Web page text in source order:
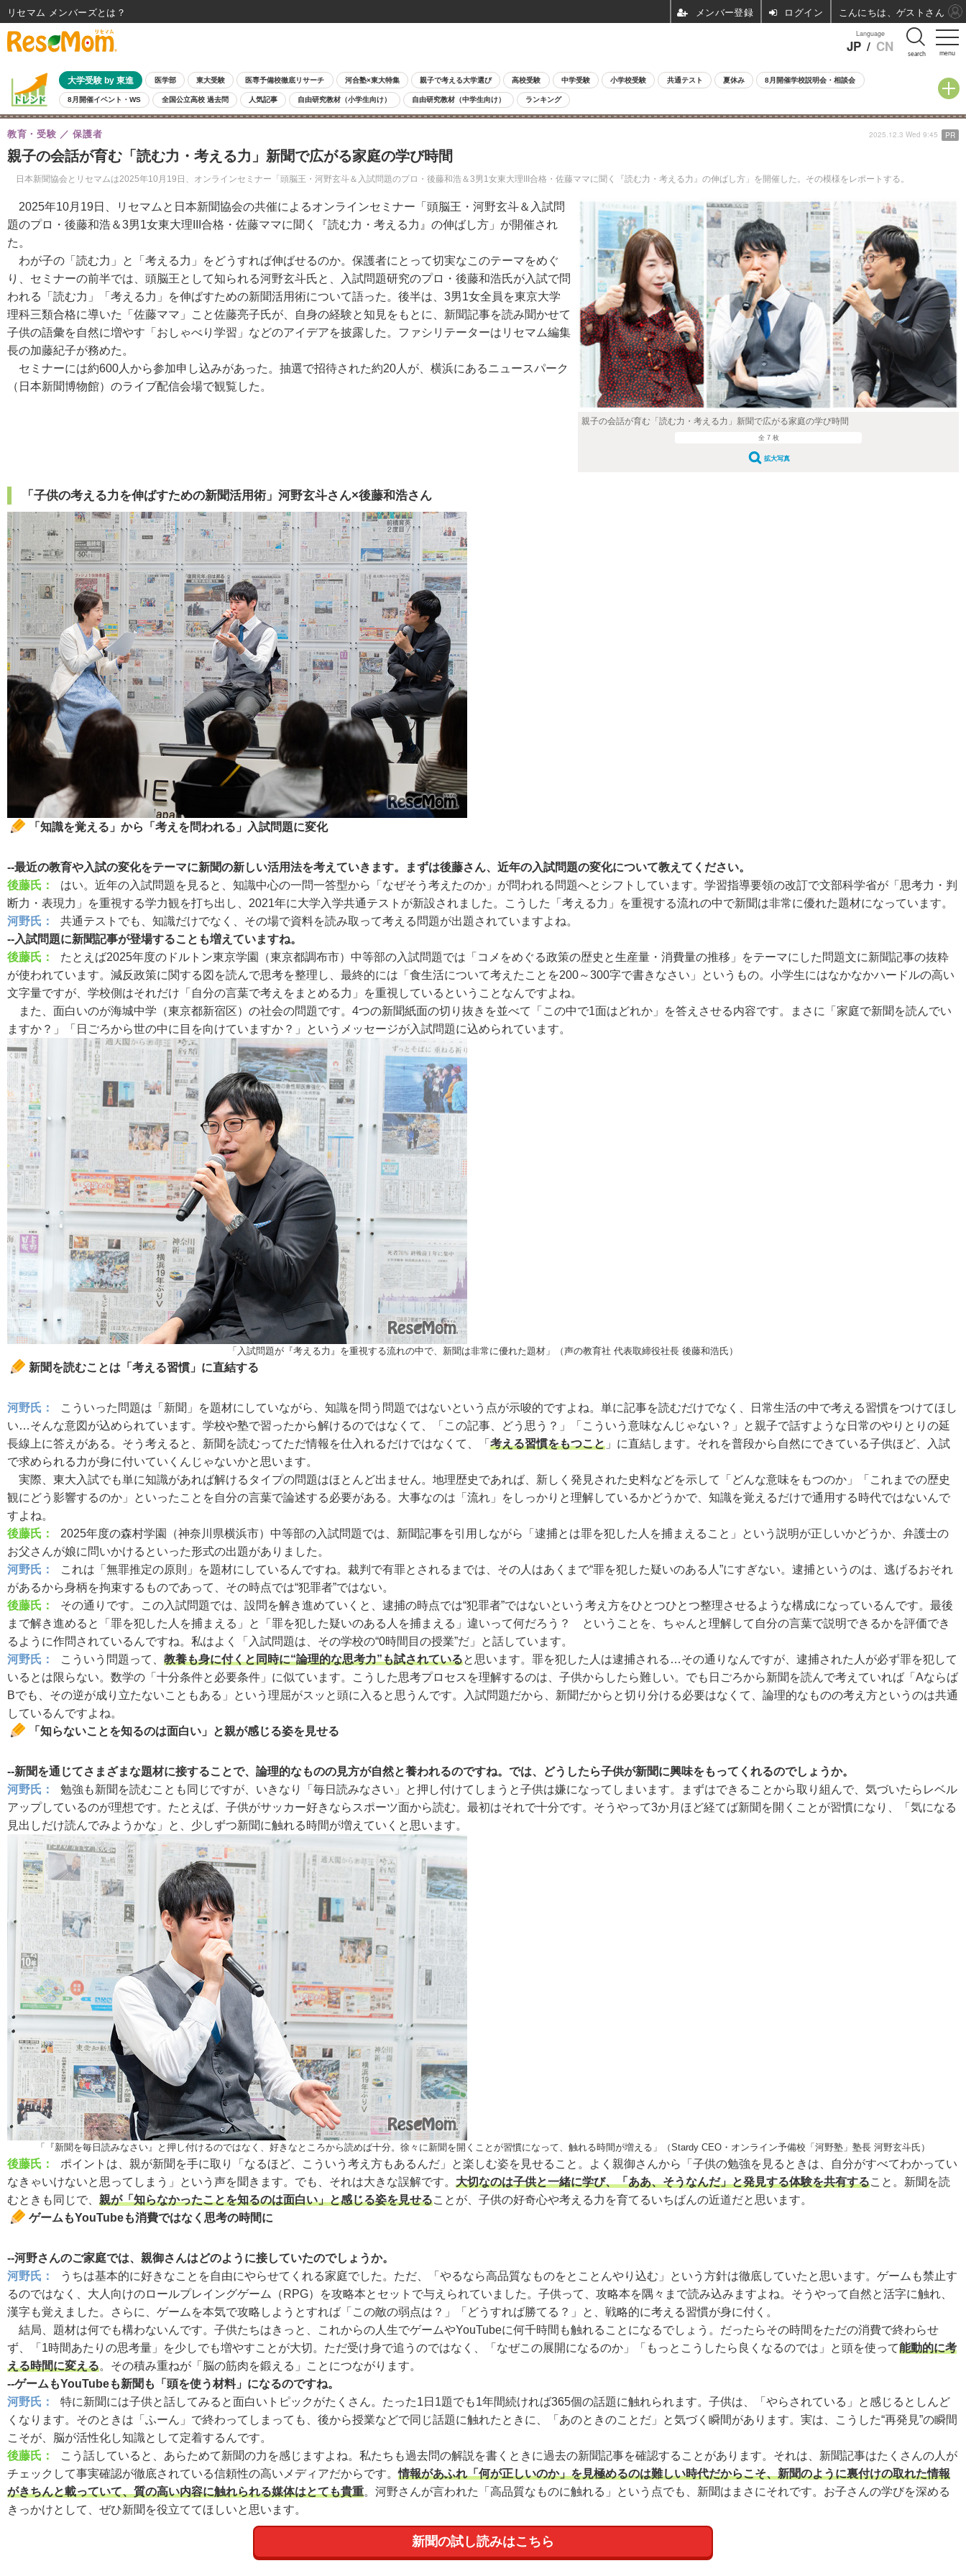
menu
Language
JP / CN search
大学受験 by 東進 医学部 東大受験 医専予備校徹底リサーチ 河合塾×東大特集 親子で考える大学選び 高校受験 中学受験 小学校受験 共通テスト 夏休み 8月開催学校説明会・相談会
8月開催イベント・WS 全国公立高校 過去問 人気記事 自由研究教材（小学生向け） 自由研究教材（中学生向け） ランキング
親子の会話が育む「読む力・考える力」新聞で広がる家庭の学び時間
日本新聞協会とリセマムは2025年10月19日、オンラインセミナー「頭脳王・河野玄斗＆入試問題のプロ・後藤和浩＆3男1女東大理III合格・佐藤ママに聞く『読む力・考える力』の伸ばし方」を開催した。その模様をレポートする。
教育・受験 保護者 2025.12.3 Wed 9:45 PR
親子の会話が育む「読む力・考える力」新聞で広がる家庭の学び時間
全 7 枚
拡大写真
2025年10月19日、リセマムと日本新聞協会の共催によるオンラインセミナー「頭脳王・河野玄斗＆入試問
題のプロ・後藤和浩＆3男1女東大理III合格・佐藤ママに聞く『読む力・考える力』の伸ばし方」が開催され
た。
わが子の「読む力」と「考える力」をどうすれば伸ばせるのか。保護者にとって切実なこのテーマをめぐ
り、セミナーの前半では、頭脳王として知られる河野玄斗氏と、入試問題研究のプロ・後藤和浩氏が入試で問
われる「読む力」「考える力」を伸ばすための新聞活用術について語った。後半は、3男1女全員を東京大学
理科三類合格に導いた「佐藤ママ」こと佐藤亮子氏が、自身の経験と知見をもとに、新聞記事を読み聞かせて
子供の語彙を自然に増やす「おしゃべり学習」などのアイデアを披露した。ファシリテーターはリセマム編集
長の加藤紀子が務めた。
セミナーには約600人から参加申し込みがあった。抽選で招待された約20人が、横浜にあるニュースパーク
（日本新聞博物館）のライブ配信会場で観覧した。
「子供の考える力を伸ばすための新聞活用術」河野玄斗さん×後藤和浩さん
「知識を覚える」から「考えを問われる」入試問題に変化
--最近の教育や入試の変化をテーマに新聞の新しい活用法を考えていきます。まずは後藤さん、近年の入試問題の変化について教えてください。
後藤氏：
はい。近年の入試問題を見ると、知識中心の一問一答型から「なぜそう考えたのか」が問われる問題へとシフトしています。学習指導要領の改訂で文部科学省が「思考力・判
断力・表現力」を重視する学力観を打ち出し、2021年に大学入学共通テストが新設されました。こうした「考える力」を重視する流れの中で新聞は非常に優れた題材になっています。
河野氏：
共通テストでも、知識だけでなく、その場で資料を読み取って考える問題が出題されていますよね。
--入試問題に新聞記事が登場することも増えていますね。
後藤氏：
たとえば2025年度のドルトン東京学園（東京都調布市）中等部の入試問題では「コメをめぐる政策の歴史と生産量・消費量の推移」をテーマにした問題文に新聞記事の抜粋
が使われています。減反政策に関する図を読んで思考を整理し、最終的には「食生活について考えたことを200～300字で書きなさい」というもの。小学生にはなかなかハードルの高い
文字量ですが、学校側はそれだけ「自分の言葉で考えをまとめる力」を重視しているということなんですよね。
また、面白いのが海城中学（東京都新宿区）の社会の問題です。4つの新聞紙面の切り抜きを並べて「この中で1面はどれか」を答えさせる内容です。まさに「家庭で新聞を読んでい
ますか？」「日ごろから世の中に目を向けていますか？」というメッセージが入試問題に込められています。
「入試問題が『考える力』を重視する流れの中で、新聞は非常に優れた題材」（声の教育社 代表取締役社長 後藤和浩氏）
新聞を読むことは「考える習慣」に直結する
河野氏：
こういった問題は「新聞」を題材にしていながら、知識を問う問題ではないという点が示唆的ですよね。単に記事を読むだけでなく、日常生活の中で考える習慣をつけてほし
い…そんな意図が込められています。学校や塾で習ったから解けるのではなくて、「この記事、どう思う？」「こういう意味なんじゃない？」と親子で話すような日常のやりとりの延
長線上に答えがある。そう考えると、新聞を読むってただ情報を仕入れるだけではなくて、「 考える習慣をもつこと 」に直結します。それを普段から自然にできている子供ほど、入試
で求められる力が身に付いていくんじゃないかと思います。
実際、東大入試でも単に知識があれば解けるタイプの問題はほとんど出ません。地理歴史であれば、新しく発見された史料などを示して「どんな意味をもつのか」「これまでの歴史
観にどう影響するのか」といったことを自分の言葉で論述する必要がある。大事なのは「流れ」をしっかりと理解しているかどうかで、知識を覚えるだけで通用する時代ではないんで
すよね。
後藤氏：
2025年度の森村学園（神奈川県横浜市）中等部の入試問題では、新聞記事を引用しながら「逮捕とは罪を犯した人を捕まえること」という説明が正しいかどうか、弁護士の
お父さんが娘に問いかけるといった形式の出題がありました。
河野氏：
これは「無罪推定の原則」を題材にしているんですね。裁判で有罪とされるまでは、その人はあくまで“罪を犯した疑いのある人”にすぎない。逮捕というのは、逃げるおそれ
があるから身柄を拘束するものであって、その時点では“犯罪者”ではない。
後藤氏：
その通りです。この入試問題では、設問を解き進めていくと、逮捕の時点では“犯罪者”ではないという考え方をひとつひとつ整理させるような構成になっているんです。最後
まで解き進めると「罪を犯した人を捕まえる」と「罪を犯した疑いのある人を捕まえる」違いって何だろう？ ということを、ちゃんと理解して自分の言葉で説明できるかを評価でき
るように作問されているんですね。私はよく「入試問題は、その学校の“0時間目の授業”だ」と話しています。
河野氏：
こういう問題って、 教養も身に付くと同時に“論理的な思考力”も試されていると思います。罪を犯した人は逮捕される…その通りなんですが、逮捕された人が必ず罪を犯して
いるとは限らない。数学の「十分条件と必要条件」に似ています。こうした思考プロセスを理解するのは、子供からしたら難しい。でも日ごろから新聞を読んで考えていれば「Aならば
Bでも、その逆が成り立たないこともある」という理屈がスッと頭に入ると思うんです。入試問題だから、新聞だからと切り分ける必要はなくて、論理的なものの考え方というのは共通
しているんですよね。
「知らないことを知るのは面白い」と親が感じる姿を見せる
--新聞を通じてさまざまな題材に接することで、論理的なものの見方が自然と養われるのですね。では、どうしたら子供が新聞に興味をもってくれるのでしょうか。
河野氏：
勉強も新聞を読むことも同じですが、いきなり「毎日読みなさい」と押し付けてしまうと子供は嫌になってしまいます。まずはできることから取り組んで、気づいたらレベル
アップしているのが理想です。たとえば、子供がサッカー好きならスポーツ面から読む。最初はそれで十分です。そうやって3か月ほど経てば新聞を開くことが習慣になり、「気になる
見出しだけ読んでみようかな」と、少しずつ新聞に触れる時間が増えていくと思います。
「『新聞を毎日読みなさい』と押し付けるのではなく、好きなところから読めば十分。徐々に新聞を開くことが習慣になって、触れる時間が増える」（Stardy CEO・オンライン予備校「河野塾」塾長 河野玄斗氏）
後藤氏：
ポイントは、親が新聞を手に取り「なるほど、こういう考え方もあるんだ」と楽しむ姿を見せること。よく親御さんから「子供の勉強を見るときは、自分がすべてわかってい
なきゃいけないと思ってしまう」という声を聞きます。でも、それは大きな誤解です。 大切なのは子供と一緒に学び、「ああ、そうなんだ」と発見する体験を共有すること。新聞を読
むときも同じで、 親が「知らなかったことを知るのは面白い」と感じる姿を見せることが、子供の好奇心や考える力を育てるいちばんの近道だと思います。
ゲームもYouTubeも消費ではなく思考の時間に
--河野さんのご家庭では、親御さんはどのように接していたのでしょうか。
河野氏：
うちは基本的に好きなことを自由にやらせてくれる家庭でした。ただ、「やるなら高品質なものをとことんやり込む」という方針は徹底していたと思います。ゲームも禁止す
るのではなく、大人向けのロールプレイングゲーム（RPG）を攻略本とセットで与えられていました。子供って、攻略本を隅々まで読み込みますよね。そうやって自然と活字に触れ、
漢字も覚えました。さらに、ゲームを本気で攻略しようとすれば「この敵の弱点は？」「どうすれば勝てる？」と、戦略的に考える習慣が身に付く。
結局、題材は何でも構わないんです。子供たちはきっと、これからの人生でゲームやYouTubeに何千時間も触れることになるでしょう。だったらその時間をただの消費で終わらせ
ず、「1時間あたりの思考量」を少しでも増やすことが大切。ただ受け身で追うのではなく、「なぜこの展開になるのか」「もっとこうしたら良くなるのでは」と頭を使って能動的に考
える時間に変える。その積み重ねが「脳の筋肉を鍛える」ことにつながります。
--ゲームもYouTubeも新聞も「頭を使う材料」になるのですね。
河野氏：
特に新聞には子供と話してみると面白いトピックがたくさん。たった1日1題でも1年間続ければ365個の話題に触れられます。子供は、「やらされている」と感じるとしんど
くなります。そのときは「ふーん」で終わってしまっても、後から授業などで同じ話題に触れたときに、「あのときのことだ」と気づく瞬間があります。実は、こうした“再発見”の瞬間
こそが、脳が活性化し知識として定着するんです。
後藤氏：
こう話していると、あらためて新聞の力を感じますよね。私たちも過去問の解説を書くときに過去の新聞記事を確認することがあります。それは、新聞記事はたくさんの人が
チェックして事実確認が徹底されている信頼性の高いメディアだからです。情報があふれ「何が正しいのか」を見極めるのは難しい時代だからこそ、新聞のように裏付けの取れた情報
がきちんと載っていて、質の高い内容に触れられる媒体はとても貴重。河野さんが言われた「高品質なものに触れる」という点でも、新聞はまさにそれです。お子さんの学びを深める
きっかけとして、ぜひ新聞を役立ててほしいと思います。
新聞の試し読みはこちら
リセマム メンバーズ ログイン こんにちは、ゲストさん